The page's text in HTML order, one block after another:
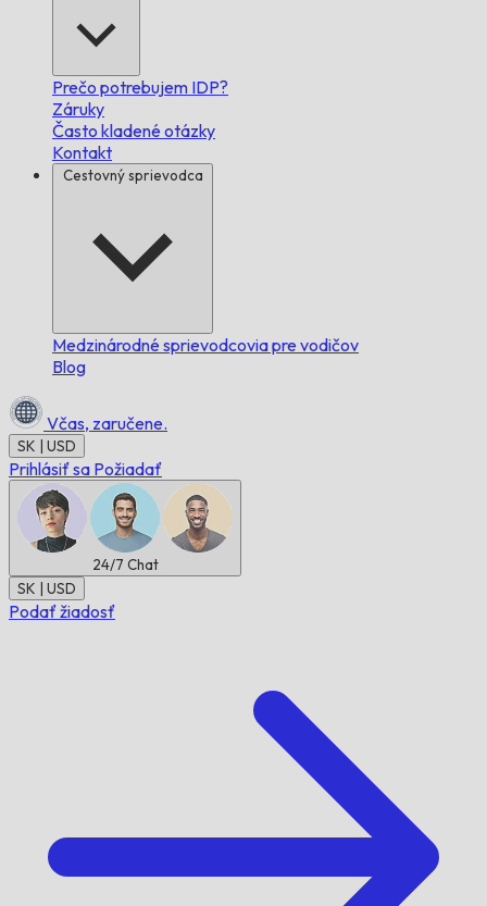
Prečo potrebujem IDP?
Záruky
Často kladené otázky
Kontakt
Cestovný sprievodca
Medzinárodné sprievodcovia pre vodičov
Blog
Včas, zaručene.
SK | USD
Prihlásiť sa Požiadať
24/7 Chat
SK | USD
Podať žiadosť